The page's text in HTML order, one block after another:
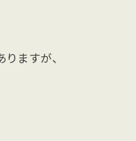
ますが、